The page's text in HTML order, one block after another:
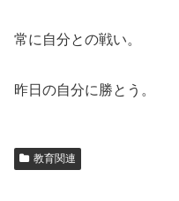
常に自分との戦い。
昨日の自分に勝とう。
教育関連